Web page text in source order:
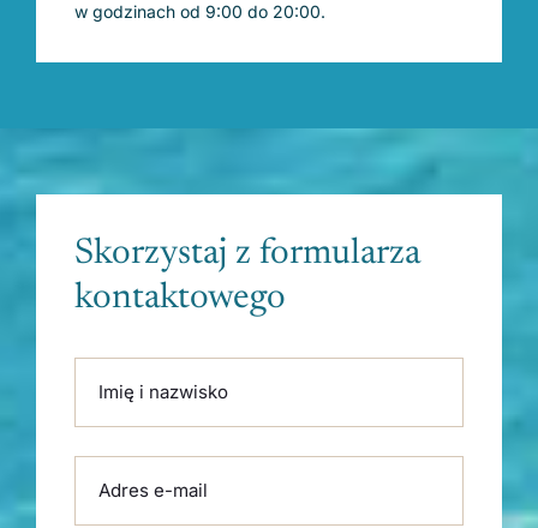
w godzinach od 9:00 do 20:00.
Skorzystaj z formularza
kontaktowego
Imię i nazwisko
Adres e-mail